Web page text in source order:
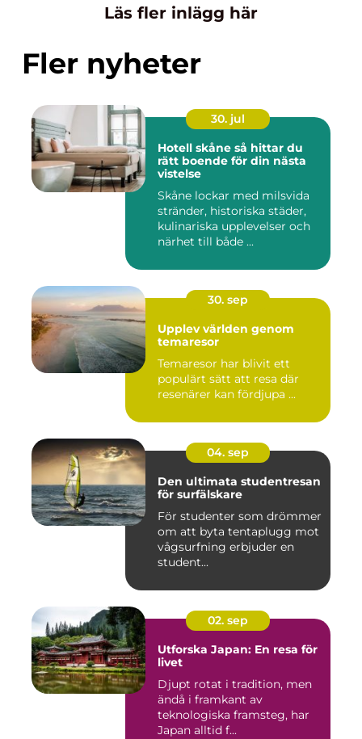
Läs fler inlägg här
Fler nyheter
30. jul
Hotell skåne så hittar du
rätt boende för din nästa
vistelse
Skåne lockar med milsvida
stränder, historiska städer,
kulinariska upplevelser och
närhet till både ...
30. sep
Upplev världen genom
temaresor
Temaresor har blivit ett
populärt sätt att resa där
resenärer kan fördjupa ...
04. sep
Den ultimata studentresan
för surfälskare
För studenter som drömmer
om att byta tentaplugg mot
vågsurfning erbjuder en
student...
02. sep
Utforska Japan: En resa för
livet
Djupt rotat i tradition, men
ändå i framkant av
teknologiska framsteg, har
Japan alltid f...